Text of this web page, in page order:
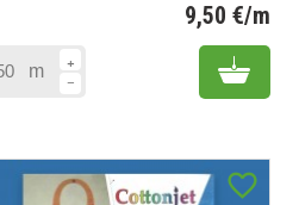
9,50 €/m
m Add
favorite_border